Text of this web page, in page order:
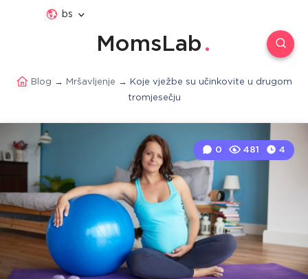
bs
MomsLab
Blog → Mršavljenje → Koje vježbe su učinkovite u drugom
tromjesečju
0 481 4